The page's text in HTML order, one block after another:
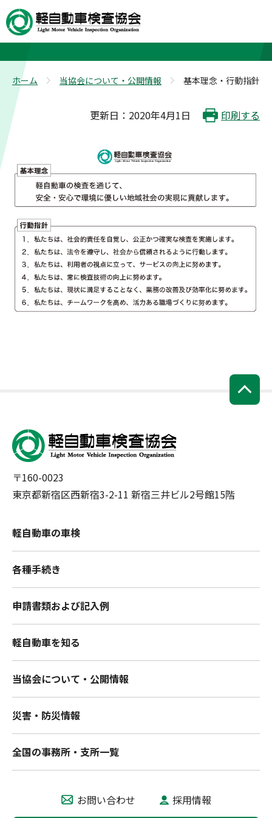
基本理念・行動指針
ホーム 当協会について・公開情報 基本理念・行動指針
更新日：2020年4月1日 印刷する
〒160-0023
東京都新宿区西新宿3-2-11 新宿三井ビル2号館15階
軽自動車の車検
各種手続き
申請書類および記入例
軽自動車を知る
当協会について・公開情報
災害・防災情報
全国の事務所・支所一覧
お問い合わせ 採用情報